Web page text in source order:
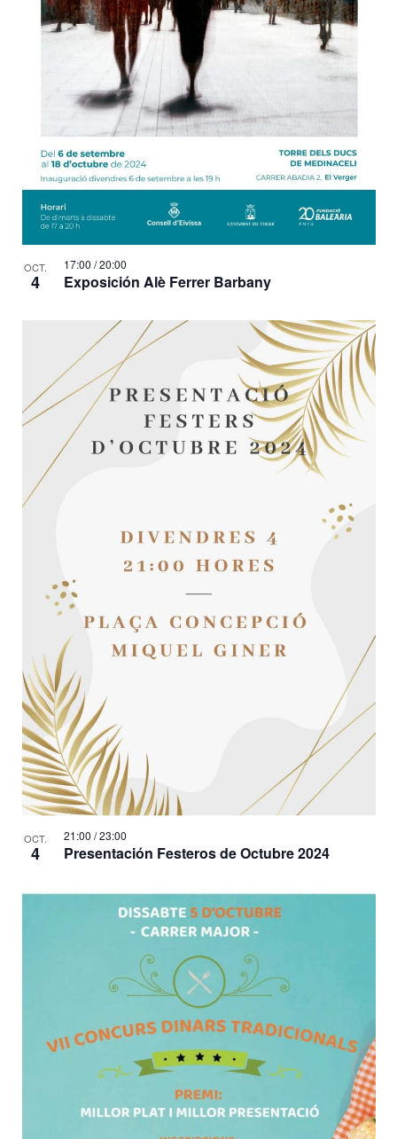
OCT.
4 Exposición Alè Ferrer Barbany
17:00 / 20:00
OCT.
4 Presentación Festeros de Octubre 2024
21:00 / 23:00